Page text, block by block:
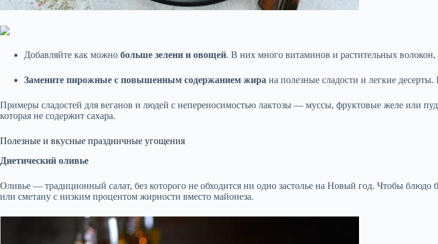
Добавляйте как можно больше зелени и овощей. В них много витаминов и растительных
Замените пирожные с повышенным содержанием жира на полезные сладости и легкие
Примеры сладостей для веганов и людей с непереносимостью лактозы — муссы, фруктовые желе или
которая не содержит сахара.
Полезные и вкусные праздничные угощения
Диетический оливье
Оливье — традиционный салат, без которого не обходится ни одно застолье на Новый год. Чтобы
или сметану с низким процентом жирности вместо майонеза.